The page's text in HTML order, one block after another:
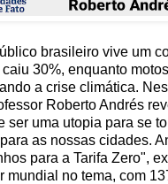
brasileiro vive um
30%, enquanto
a crise climática.
Roberto Andrés
ser uma utopia para se
as nossas cidades.
para a Tarifa Zero",
mundial no tema, com